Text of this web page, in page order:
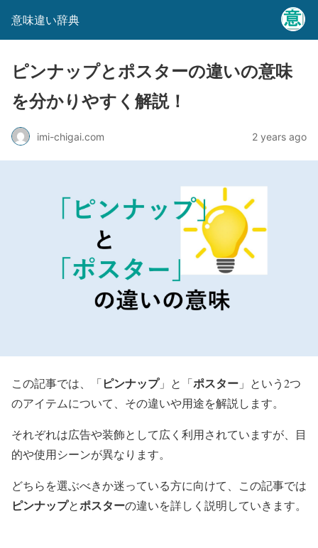
意味違い辞典
ピンナップとポスターの違いの意味
を分かりやすく解説！
imi-chigai.com 2 years ago
この記事では、「ピンナップ」と「ポスター 」という2つ
のアイテムについて、その違いや用途を解説します。
それぞれは広告や装飾として広く利用されていますが、目
的や使用シーンが異なります。
どちらを選ぶべきか迷っている方に向けて、この記事では
ピンナップとポスターの違いを詳しく説明していきます。